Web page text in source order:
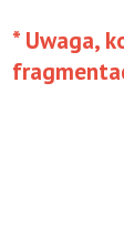
* Uwaga,